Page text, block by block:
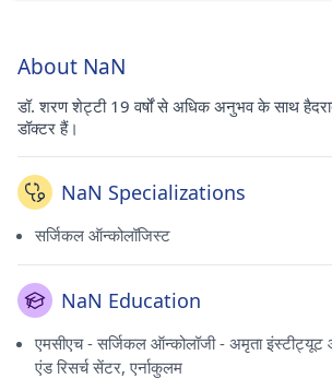
About NaN
डॉ. शरण शेट्टी 19 वर्षों से अधिक अनुभव के साथ
डॉक्टर हैं।
NaN Specializations
सर्जिकल ऑन्कोलॉजिस्ट
NaN Education
एमसीएच - सर्जिकल ऑन्कोलॉजी - अमृता
एंड रिसर्च सेंटर, एर्नाकुलम